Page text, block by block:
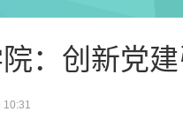
：创新党
10:31